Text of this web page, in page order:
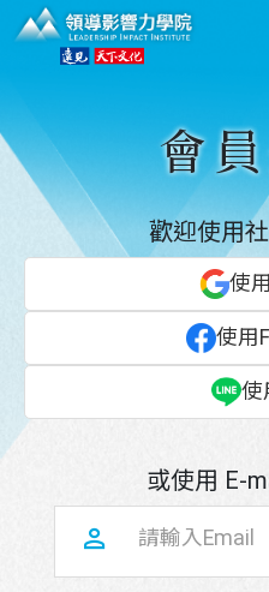
領導影響力學院
領導影響力學院
會
歡迎使用
使
使用
使
或使用 E-
請輸入Email